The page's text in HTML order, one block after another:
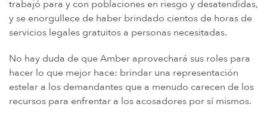
trabajó para y con poblaciones en riesgo y desatendidas,
y se enorgullece de haber brindado cientos de horas de
servicios legales gratuitos a personas necesitadas.
No hay duda de que Amber aprovechará sus roles para
hacer lo que mejor hace: brindar una representación
estelar a los demandantes que a menudo carecen de los
recursos para enfrentar a los acosadores por sí mismos.